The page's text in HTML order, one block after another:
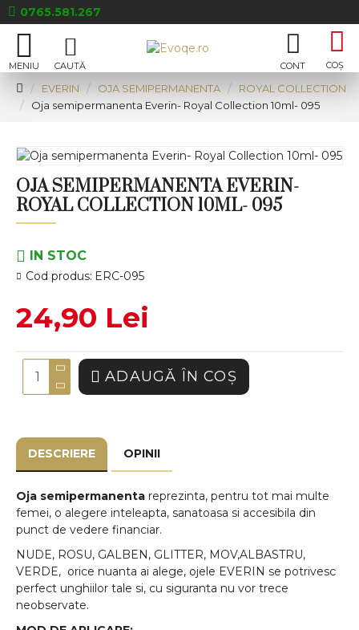
0765.581.267
EVERIN OJA SEMIPERMANENTA
ROYAL COLLECTION
Oja semipermanenta Everin- Royal Collection 10ml- 095
OJA SEMIPERMANENTA EVERIN-
ROYAL COLLECTION 10ML- 095
IN STOC
Cod produs: ERC-095
24,90 Lei
ADAUGĂ ÎN COŞ
DESCRIERE OPINII
Oja semipermanenta reprezinta, pentru tot mai multe
femei, o alegere inteleapta, sanatoasa si accesibila din
punct de vedere financiar.
NUDE, ROSU, GALBEN, GLITTER, MOV,ALBASTRU,
VERDE, orice nuanta ai alege, ojele EVERIN se potrivesc
perfect unghiilor tale si, cu siguranta nu vor trece
neobservate.